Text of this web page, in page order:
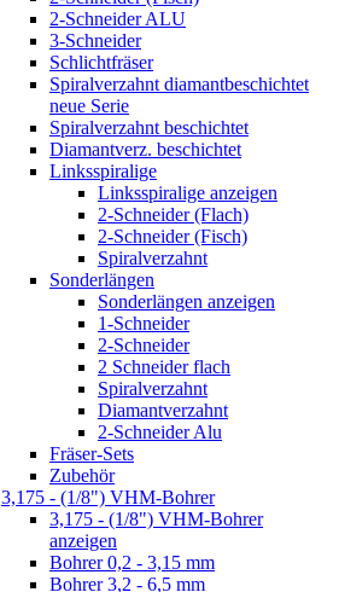
2-Schneider ALU
3-Schneider
Schlichtfräser
Spiralverzahnt diamantbeschichtet
neue Serie
Spiralverzahnt beschichtet
Diamantverz. beschichtet
Linksspiralige
Linksspiralige anzeigen
2-Schneider (Flach)
2-Schneider (Fisch)
Spiralverzahnt
Sonderlängen
Sonderlängen anzeigen
1-Schneider
2-Schneider
2 Schneider flach
Spiralverzahnt
Diamantverzahnt
2-Schneider Alu
Fräser-Sets
Zubehör
3,175 - (1/8") VHM-Bohrer
3,175 - (1/8") VHM-Bohrer
anzeigen
Bohrer 0,2 - 3,15 mm
Bohrer 3,2 - 6,5 mm